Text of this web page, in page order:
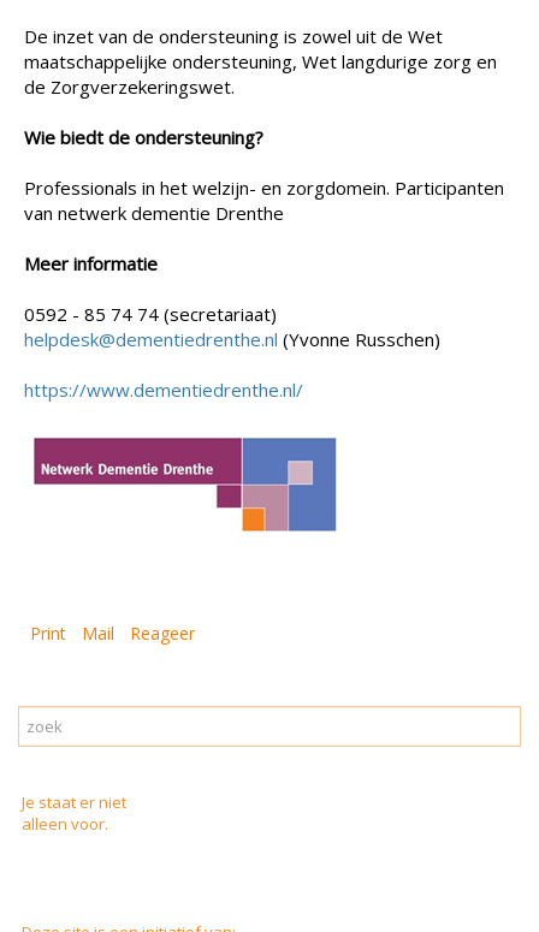
De inzet van de ondersteuning is zowel uit de Wet
maatschappelijke ondersteuning, Wet langdurige zorg en
de Zorgverzekeringswet.
Wie biedt de ondersteuning?
Professionals in het welzijn- en zorgdomein. Participanten
van netwerk dementie Drenthe
Meer informatie
0592 - 85 74 74 (secretariaat)
helpdesk@dementiedrenthe.nl (Yvonne Russchen)
https://www.dementiedrenthe.nl/
Print Mail Reageer
Je staat er niet
alleen voor.